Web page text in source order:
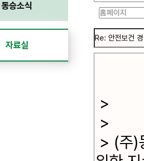
동승소식
자료실